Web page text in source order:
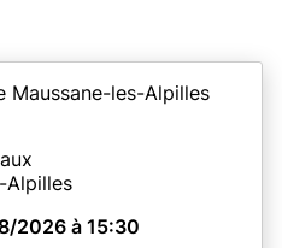
Maussane-les-Alpilles
Alpilles
2026 à 15:30